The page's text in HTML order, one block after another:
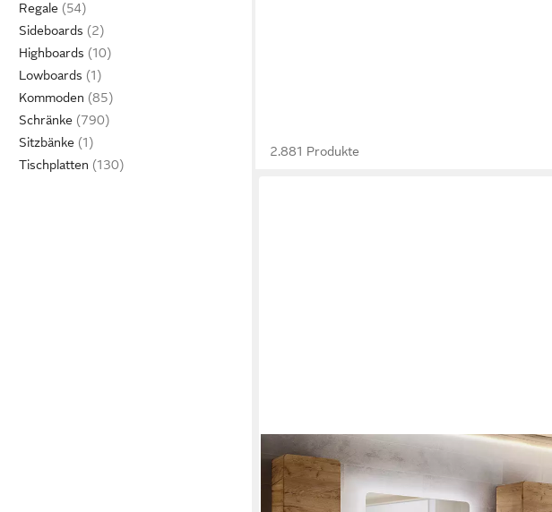
Regale
Sideboards
Highboards
Lowboards
Kommoden
Schränke
Sitzbänke
Tischplatten
2.881 Produkte